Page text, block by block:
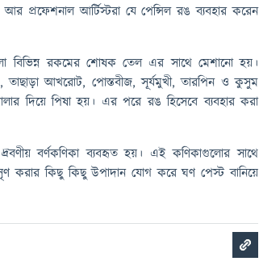
আর্টিস্টরা যে পেন্সিল রঙ ব্যবহার করেন
রকমের শোষক তেল এর সাথে মেশানো হয়।
তাছাড়া আখরোট, পোস্তবীজ, সূর্যমুখী, তারপিন ও কুসুম
দিয়ে পিষা হয়। এর পরে রঙ হিসেবে ব্যবহার করা
বর্ণকণিকা ব্যবহৃত হয়। এই কণিকাগুলোর সাথে
করার কিছু কিছু উপাদান যোগ করে ঘণ পেস্ট বানিয়ে